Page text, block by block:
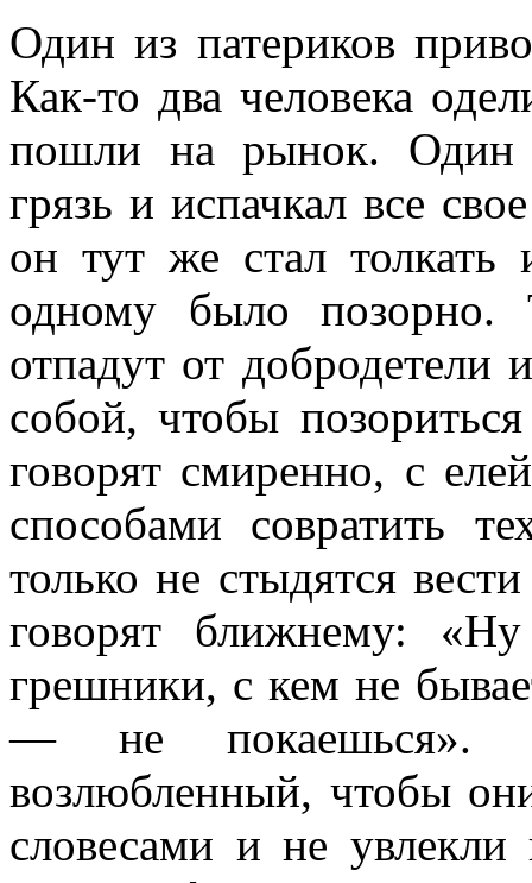
Один из патериков
Как-то два человека
пошли на рынок. Один
грязь и испачкал все
он тут же стал
одному было позорно.
отпадут от добродетели
собой, чтобы
говорят смиренно, с
способами совратить
только не стыдятся
говорят ближнему:
грешники, с кем не
— не покаешься».
возлюбленный, чтобы
словесами и не